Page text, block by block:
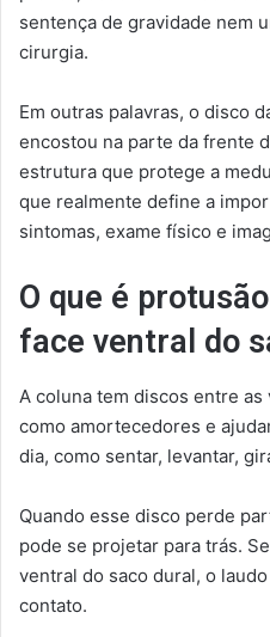
sentença de gravidade nem
cirurgia.
Em outras palavras, o disco
encostou na parte da frente
estrutura que protege a
que realmente define a
sintomas, exame físico e
O que é
face ventral do
A coluna tem discos entre
como amortecedores e
dia, como sentar, levantar,
Quando esse disco perde
pode se projetar para trás.
ventral do saco dural, o
contato.